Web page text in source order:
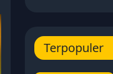
Terpopuler